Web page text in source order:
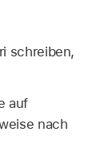
schreiben,
auf
nach